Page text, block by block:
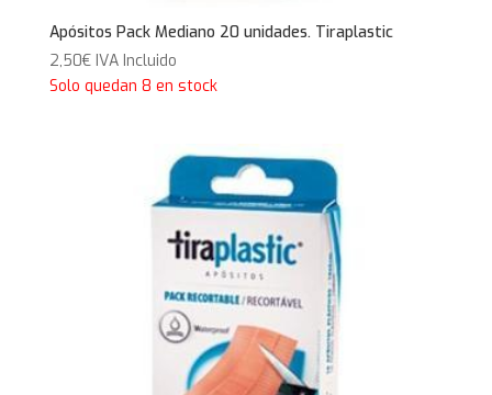
Apósitos Pack Mediano 20 unidades. Tiraplastic
2,50€ IVA Incluido
Solo quedan 8 en stock